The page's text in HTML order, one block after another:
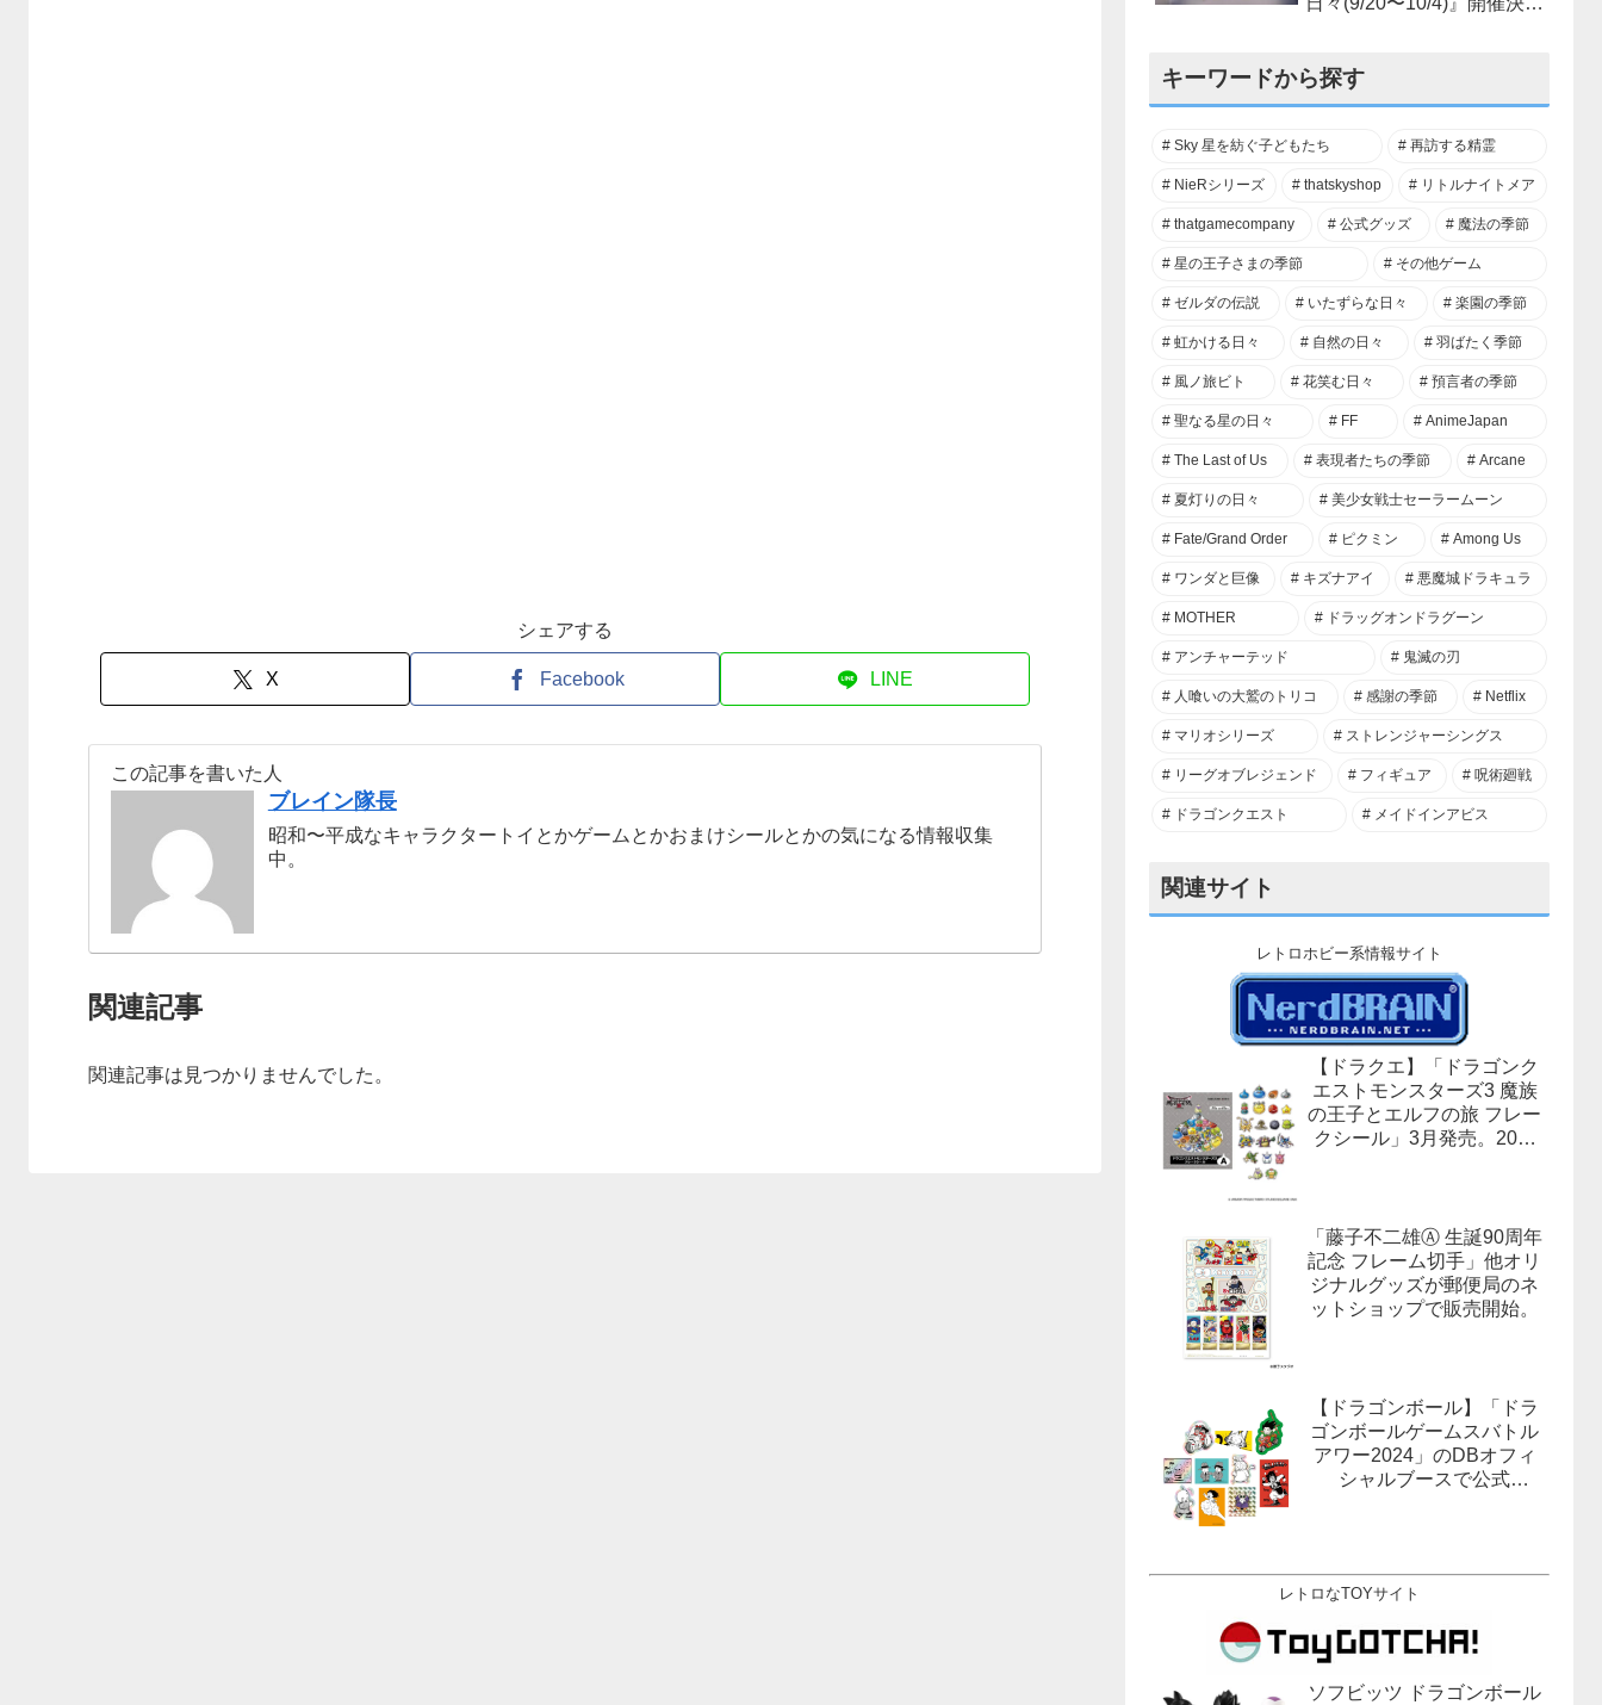
シェアする
X Facebook LINE
この記事を書いた人
ブレイン隊長
昭和〜平成なキャラクタートイとかゲームとかおまけシールとかの気になる情報収集
中。
関連記事
関連記事は見つかりませんでした。
キーワードから探す
Sky 星を紡ぐ子どもたち 再訪する精霊
NieRシリーズ thatskyshop リトルナイトメア
thatgamecompany 公式グッズ 魔法の季節
星の王子さまの季節 その他ゲーム
ゼルダの伝説 いたずらな日々 楽園の季節
虹かける日々 自然の日々 羽ばたく季節
風ノ旅ビト 花笑む日々 預言者の季節
聖なる星の日々 FF AnimeJapan
The Last of Us 表現者たちの季節 Arcane
夏灯りの日々 美少女戦士セーラームーン
Fate/Grand Order ピクミン Among Us
ワンダと巨像 キズナアイ 悪魔城ドラキュラ
MOTHER ドラッグオンドラグーン
アンチャーテッド 鬼滅の刃
人喰いの大鷲のトリコ 感謝の季節 Netflix
マリオシリーズ ストレンジャーシングス
リーグオブレジェンド フィギュア 呪術廻戦
ドラゴンクエスト メイドインアビス
関連サイト
レトロホビー系情報サイト
【ドラクエ】「ドラゴンク
エストモンスターズ3 魔族
の王子とエルフの旅 フレー
クシール」3月発売。20柄
「藤子不二雄Ⓐ 生誕90周年
記念 フレーム切手」他オリ
ジナルグッズが郵便局のネ
ットショップで販売開始。
【ドラゴンボール】「ドラ
ゴンボールゲームスバトル
アワー2024」のDBオフィ
シャルブースで公式
る。1月27日,28日@ロサン
ゼルス。
レトロなTOYサイト
ソフビッツ ドラゴンボール